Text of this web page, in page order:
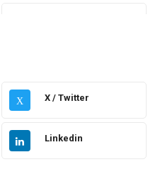
Gıda
Elektrik Elektronik
X X / Twitter
Linkedin